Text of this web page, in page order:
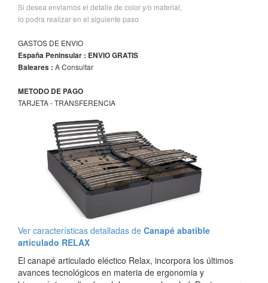
Si desea enviarnos el detalle de color y/o material,
lo podra realizar en el siguiente paso
GASTOS DE ENVIO
España Peninsular : ENVIO GRATIS
Baleares : A Consultar
METODO DE PAGO
TARJETA - TRANSFERENCIA
Ver características detalladas de Canapé abatible
articulado RELAX
El canapé articulado eléctico Relax, incorpora los últimos
avances tecnológicos en materia de ergonomia y